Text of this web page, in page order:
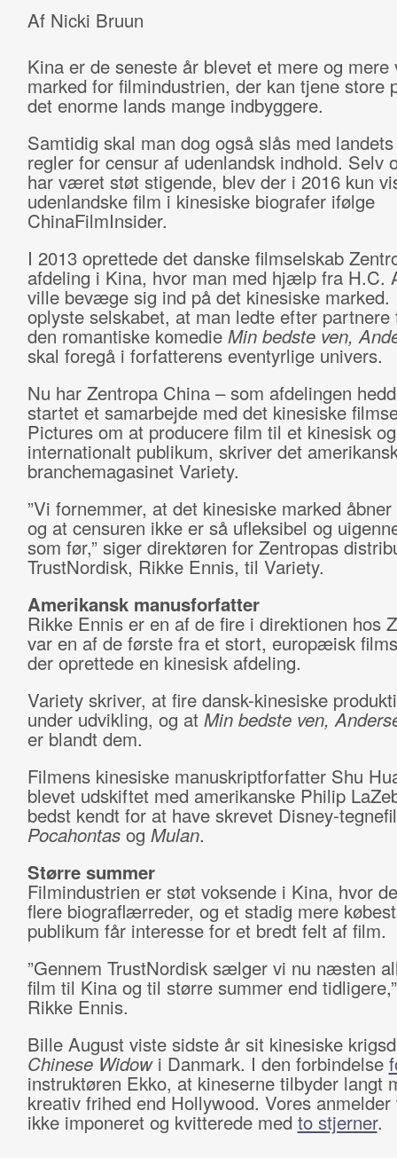
Af Nicki Bruun
Kina er de seneste år blevet et mere og mere
marked for filmindustrien, der kan tjene store
det enorme lands mange indbyggere.
Samtidig skal man dog også slås med
regler for censur af udenlandsk indhold. Selv
har været støt stigende, blev der i 2016 kun
udenlandske film i kinesiske biografer ifølge
ChinaFilmInsider.
I 2013 oprettede det danske filmselskab
afdeling i Kina, hvor man med hjælp fra H.C.
ville bevæge sig ind på det kinesiske marked.
oplyste selskabet, at man ledte efter partnere
den romantiske komedie Min bedste ven,
skal foregå i forfatterens eventyrlige univers.
Nu har Zentropa China – som afdelingen
startet et samarbejde med det kinesiske
Pictures om at producere film til et kinesisk og
internationalt publikum, skriver det
branchemagasinet Variety.
”Vi fornemmer, at det kinesiske marked
og at censuren ikke er så ufleksibel og
som før,” siger direktøren for Zentropas
TrustNordisk, Rikke Ennis, til Variety.
Amerikansk manusforfatter
Rikke Ennis er en af de fire i direktionen hos
var en af de første fra et stort, europæisk
der oprettede en kinesisk afdeling.
Variety skriver, at fire dansk-kinesiske
under udvikling, og at Min bedste ven,
er blandt dem.
Filmens kinesiske manuskriptforfatter Shu
blevet udskiftet med amerikanske Philip
bedst kendt for at have skrevet Disney-
Pocahontas og Mulan.
Større summer
Filmindustrien er støt voksende i Kina, hvor
flere biograflærreder, og et stadig mere
publikum får interesse for et bredt felt af film.
”Gennem TrustNordisk sælger vi nu næsten
film til Kina og til større summer end
Rikke Ennis.
Bille August viste sidste år sit kinesiske
Chinese Widow i Danmark. I den forbindelse
instruktøren Ekko, at kineserne tilbyder langt
kreativ frihed end Hollywood. Vores anmelder
ikke imponeret og kvitterede med to stjerner.